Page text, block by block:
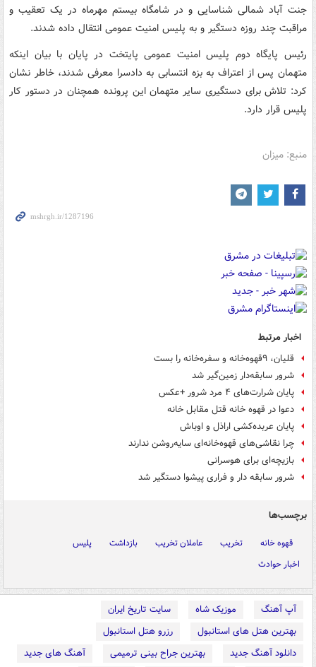
جنت آباد شمالی شناسایی و در شامگاه بیستم مهرماه در یک تعقیب و
مراقبت چند روزه دستگیر و به پلیس امنیت عمومی انتقال داده شدند.
رئیس پایگاه دوم پلیس امنیت عمومی پایتخت در پایان با بیان اینکه
متهمان پس از اعتراف به بزه انتسابی به دادسرا معرفی شدند، خاطر نشان
کرد: تلاش برای دستگیری سایر متهمان این پرونده همچنان در دستور کار
پلیس قرار دارد.
منبع: میزان
اخبار مرتبط
قلیان، ۹قهوه‌خانه و سفره‌خانه را بست
شرور سابقه‌دار زمین‌گیر شد
پایان شرارت‌های ۴ مرد شرور +عکس
دعوا در قهوه خانه قتل مقابل خانه
پایان عربده‌کشی اراذل و اوباش
چرا نقاشی‌های قهوه‌خانه‌ای سایه‌روشن ندارند
بازیچه‌ای برای هوسرانی
شرور سابقه دار و فراری پیشوا دستگیر شد
برچسب‌ها
قهوه خانه تخریب عاملان تخریب بازداشت
پلیس
اخبار حوادث
آپ آهنگ موزیک شاه
سایت تاریخ ایران
بهترین هتل های استانبول
رزرو هتل استانبول
دانلود آهنگ جدید
بهترین جراح بینی ترمیمی
آهنگ های جدید